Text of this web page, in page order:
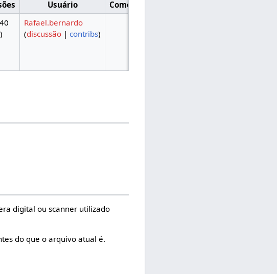
Usuário
Comentário
Rafael.bernardo
(discussão| contribs)
digital ou scanner utilizado
do que o arquivo atual é.